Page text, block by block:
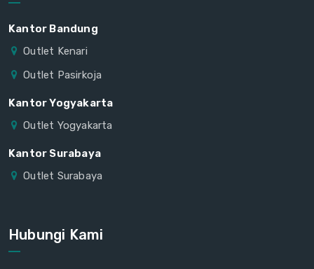
Kantor Bandung
Outlet Kenari
Outlet Pasirkoja
Kantor Yogyakarta
Outlet Yogyakarta
Kantor Surabaya
Outlet Surabaya
Hubungi Kami